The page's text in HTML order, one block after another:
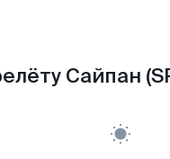
Сайпан